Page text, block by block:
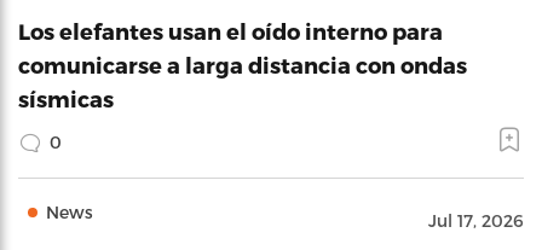
Los elefantes usan el oído interno para
comunicarse a larga distancia con ondas
sísmicas
0
News Jul 17, 2026